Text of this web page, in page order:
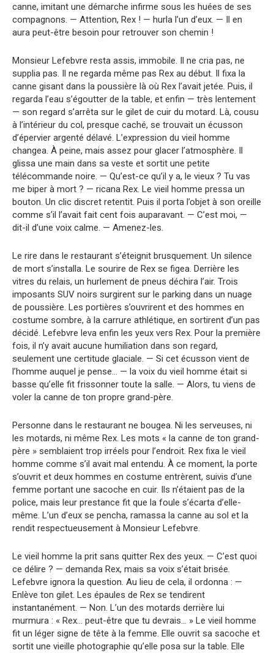
canne, imitant une démarche infirme sous les huées de ses
compagnons. — Attention, Rex ! — hurla l’un d’eux. — Il en
aura peut-être besoin pour retrouver son chemin !
Monsieur Lefebvre resta assis, immobile. Il ne cria pas, ne
supplia pas. Il ne regarda même pas Rex au début. Il fixa la
canne gisant dans la poussière là où Rex l’avait jetée. Puis, il
regarda l’eau s’égoutter de la table, et enfin — très lentement
— son regard s’arrêta sur le gilet de cuir du motard. Là, cousu
à l’intérieur du col, presque caché, se trouvait un écusson
d’épervier argenté délavé. L’expression du vieil homme
changea. À peine, mais assez pour glacer l’atmosphère. Il
glissa une main dans sa veste et sortit une petite
télécommande noire. — Qu’est-ce qu’il y a, le vieux ? Tu vas
me biper à mort ? — ricana Rex. Le vieil homme pressa un
bouton. Un clic discret retentit. Puis il porta l’objet à son oreille
comme s’il l’avait fait cent fois auparavant. — C’est moi, —
dit-il d’une voix calme. — Amenez-les.
Le rire dans le restaurant s’éteignit brusquement. Un silence
de mort s’installa. Le sourire de Rex se figea. Derrière les
vitres du relais, un hurlement de pneus déchira l’air. Trois
imposants SUV noirs surgirent sur le parking dans un nuage
de poussière. Les portières s’ouvrirent et des hommes en
costume sombre, à la carrure athlétique, en sortirent d’un pas
décidé. Lefebvre leva enfin les yeux vers Rex. Pour la première
fois, il n’y avait aucune humiliation dans son regard,
seulement une certitude glaciale. — Si cet écusson vient de
l’homme auquel je pense… — la voix du vieil homme était si
basse qu’elle fit frissonner toute la salle. — Alors, tu viens de
voler la canne de ton propre grand-père.
Personne dans le restaurant ne bougea. Ni les serveuses, ni
les motards, ni même Rex. Les mots « la canne de ton grand-
père » semblaient trop irréels pour l’endroit. Rex fixa le vieil
homme comme s’il avait mal entendu. À ce moment, la porte
s’ouvrit et deux hommes en costume entrèrent, suivis d’une
femme portant une sacoche en cuir. Ils n’étaient pas de la
police, mais leur prestance fit que la foule s’écarta d’elle-
même. L’un d’eux se pencha, ramassa la canne au sol et la
rendit respectueusement à Monsieur Lefebvre.
Le vieil homme la prit sans quitter Rex des yeux. — C’est quoi
ce délire ? — demanda Rex, mais sa voix s’était brisée.
Lefebvre ignora la question. Au lieu de cela, il ordonna : —
Enlève ton gilet. Les épaules de Rex se tendirent
instantanément. — Non. L’un des motards derrière lui
murmura : « Rex… peut-être que tu devrais… » Le vieil homme
fit un léger signe de tête à la femme. Elle ouvrit sa sacoche et
sortit une vieille photographie qu’elle posa sur la table. Elle